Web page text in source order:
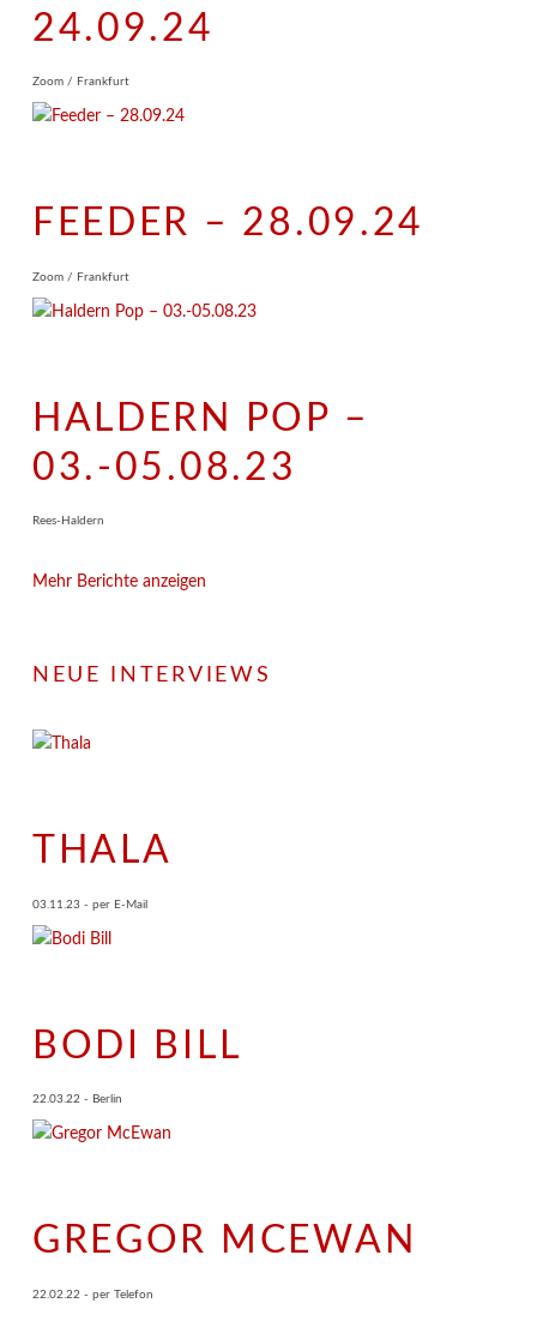
24.09.24
Zoom / Frankfurt
FEEDER – 28.09.24
Zoom / Frankfurt
HALDERN POP –
03.-05.08.23
Rees-Haldern
Mehr Berichte anzeigen
NEUE INTERVIEWS
THALA
03.11.23 - per E-Mail
BODI BILL
22.03.22 - Berlin
GREGOR MCEWAN
22.02.22 - per Telefon